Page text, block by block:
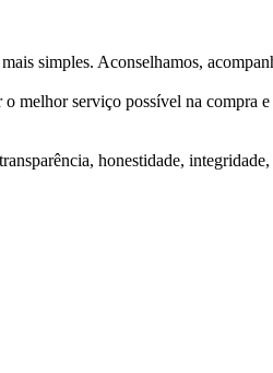
simples. Aconselhamos,
o melhor serviço possível na
honestidade,